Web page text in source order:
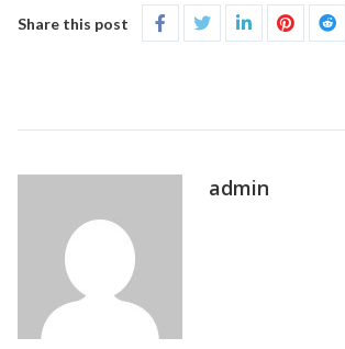
Share this post
admin